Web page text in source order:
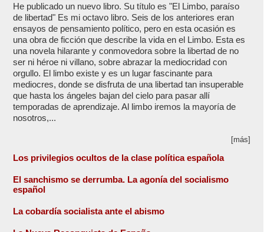
He publicado un nuevo libro. Su título es "El Limbo, paraíso
de libertad" Es mi octavo libro. Seis de los anteriores eran
ensayos de pensamiento político, pero en esta ocasión es
una obra de ficción que describe la vida en el Limbo. Esta es
una novela hilarante y conmovedora sobre la libertad de no
ser ni héroe ni villano, sobre abrazar la mediocridad con
orgullo. El limbo existe y es un lugar fascinante para
mediocres, donde se disfruta de una libertad tan insuperable
que hasta los ángeles bajan del cielo para pasar allí
temporadas de aprendizaje. Al limbo iremos la mayoría de
nosotros,...
[más]
Los privilegios ocultos de la clase política española
El sanchismo se derrumba. La agonía del socialismo
español
La cobardía socialista ante el abismo